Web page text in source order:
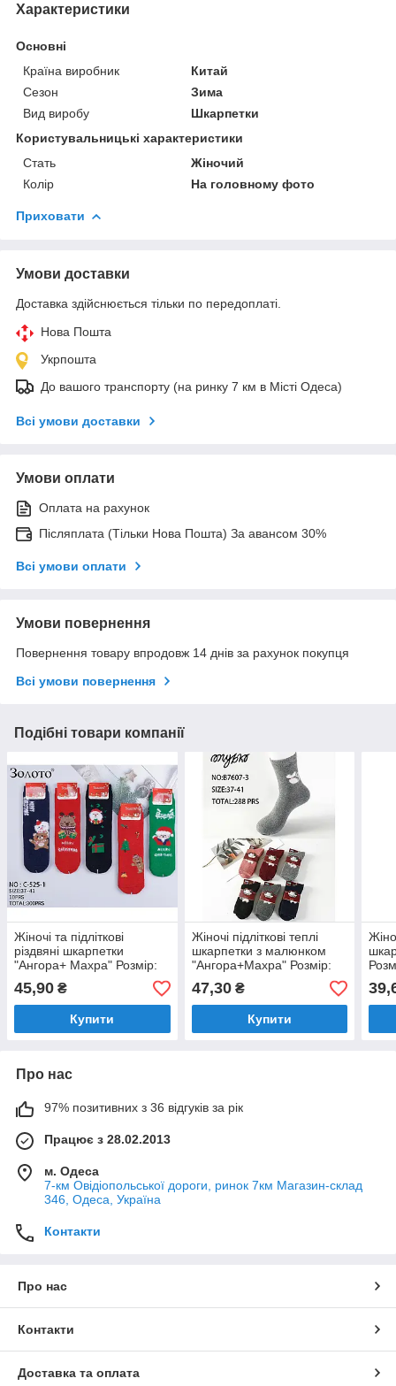
Характеристики
Основні
Країна виробник
Китай
Сезон
Зима
Вид виробу
Шкарпетки
Користувальницькі характеристики
Стать
Жіночий
Колір
На головному фото
Приховати
Умови доставки
Доставка здійснюється тільки по передоплаті.
Нова Пошта
Укрпошта
До вашого транспорту (на ринку 7 км в Місті Одеса)
Всі умови доставки
Умови оплати
Оплата на рахунок
Післяплата (Тільки Нова Пошта) За авансом 30%
Всі умови оплати
Умови повернення
Повернення товару впродовж 14 днів за рахунок покупця
Всі умови повернення
Подібні товари компанії
Жіночі та підліткові
різдвяні шкарпетки
"Ангора+ Махра" Розмір:
36- 41 (11286)
45,90 ₴
Купити
Жіночі підліткові теплі
шкарпетки з малюнком
"Ангора+Махра" Розмір:
37- 41 (14078)
47,30₴
Купити
Про нас
97% позитивних з 36 відгуків за рік
Працює з 28.02.2013
м. Одеса
7-км Овідіопольської дороги, ринок 7км Магазин-склад
346, Одеса, Україна
Контакти
Про нас
Контакти
Доставка та оплата